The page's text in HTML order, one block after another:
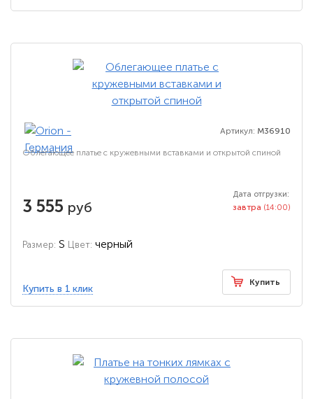
Артикул: M36910
Облегающее платье с кружевными вставками и открытой спиной
3 555 руб
Дата отгрузки:
завтра (14:00)
Размер: S Цвет: черный
Купить в 1 клик
Купить